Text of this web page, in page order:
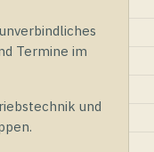
Termine im
und